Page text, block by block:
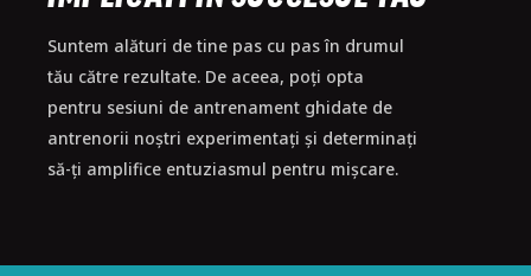
Suntem alături de tine pas cu pas în drumul
tău către rezultate. De aceea, poți opta
pentru sesiuni de antrenament ghidate de
antrenorii noștri experimentați și determinați
să-ți amplifice entuziasmul pentru mișcare.
Suntem alături de tine pas cu pas în drumul
tău către rezultate. De aceea, poți opta
pentru sesiuni de antrenament ghidate de
antrenorii noștri experimentați și determinați
să-ți amplifice entuziasmul pentru mișcare.